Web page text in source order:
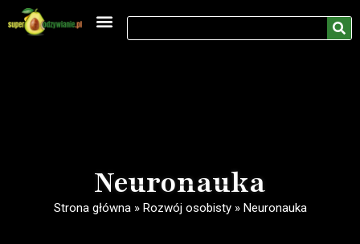
Neuronauka
Strona główna» Rozwój osobisty» Neuronauka